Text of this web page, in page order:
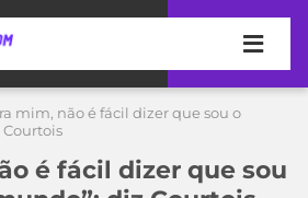
mim, não é fácil dizer que sou o
é fácil dizer que sou
do autor